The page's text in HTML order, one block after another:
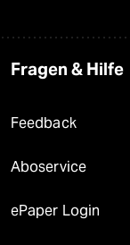
Fragen & Hilfe
Feedback
Aboservice
ePaper Login